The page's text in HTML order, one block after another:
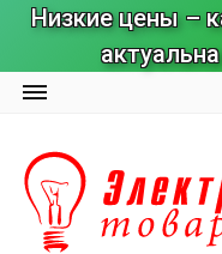
Низкие цены –